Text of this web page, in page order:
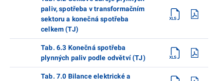
paliv, spotřeba v transformačním
sektoru a konečná spotřeba
celkem (TJ)
Tab. 6.3 Konečná spotřeba
plynných paliv podle odvětví (TJ)
Tab. 7.0 Bilance elektrické a